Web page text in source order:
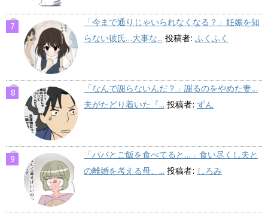
「今まで通りじゃいられなくなる？」妊娠を知
らない彼氏…大事な... 投稿者: ふくふく
「なんで謝らないんだ？」謝るのをやめた妻…
夫がたどり着いた『... 投稿者: ずん
「パパとご飯を食べてると…」食い尽くし夫と
の離婚を考える母、... 投稿者: しろみ